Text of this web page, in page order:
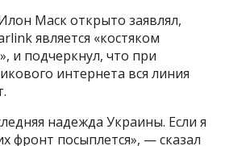
Маск открыто заявлял,
является «костяком
и подчеркнул, что при
интернета вся линия
надежда Украины. Если я
фронт посыплется», — сказал